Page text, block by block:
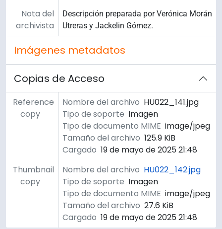
Nota del
archivista
Descripción preparada por Verónica Morán
Utreras y Jackelin Gómez.
Imágenes metadatos
Copias de Acceso
Reference
copy
Nombre del archivo HU022_141.jpg
Tipo de soporte Imagen
Tipo de documento MIME image/jpeg
Tamaño del archivo 125.9 KiB
Cargado 19 de mayo de 2025 21:48
Thumbnail
copy
Nombre del archivo HU022_142.jpg
Tipo de soporte Imagen
Tipo de documento MIME image/jpeg
Tamaño del archivo 27.6 KiB
Cargado 19 de mayo de 2025 21:48